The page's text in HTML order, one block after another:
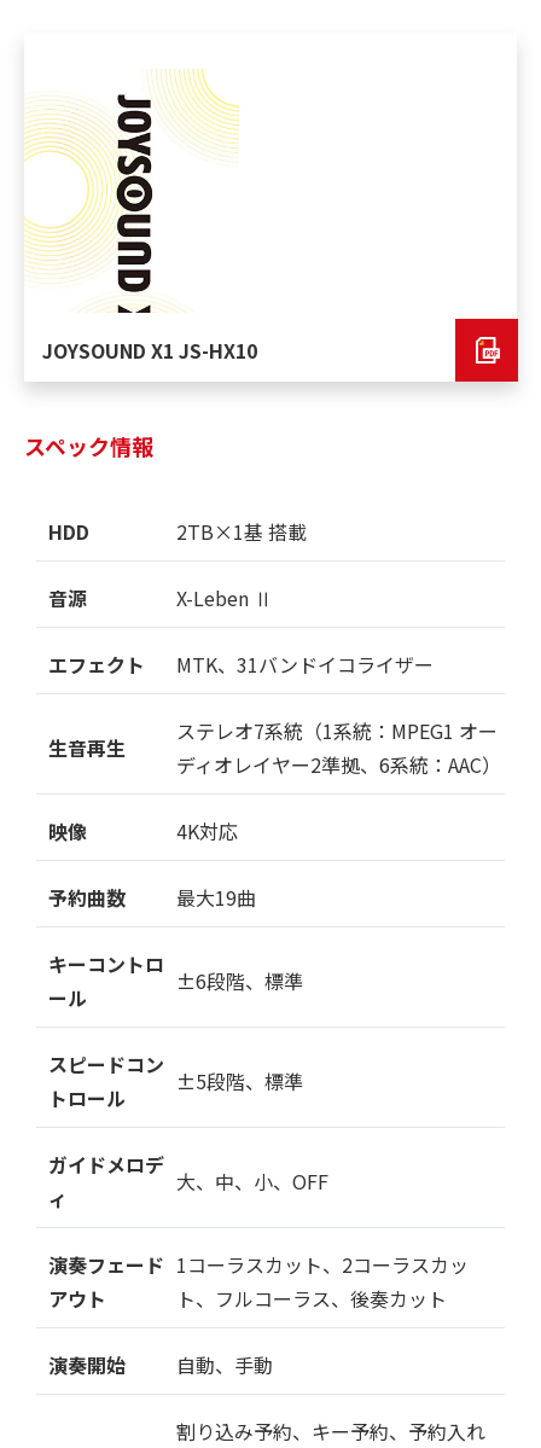
JOYSOUND X1 JS-HX10
スペック情報
HDD 2TB×1基 搭載
音源 X-Leben Ⅱ
エフェクト MTK、31バンドイコライザー
生音再生
ステレオ7系統（1系統：MPEG1 オー
ディオレイヤー2準拠、6系統：AAC）
映像 4K対応
予約曲数 最大19曲
キーコントロ
ール
±6段階、標準
スピードコン
トロール
±5段階、標準
ガイドメロデ
ィ
大、中、小、OFF
演奏フェード
アウト
1コーラスカット、2コーラスカッ
ト、フルコーラス、後奏カット
演奏開始 自動、手動
割り込み予約、キー予約、予約入れ